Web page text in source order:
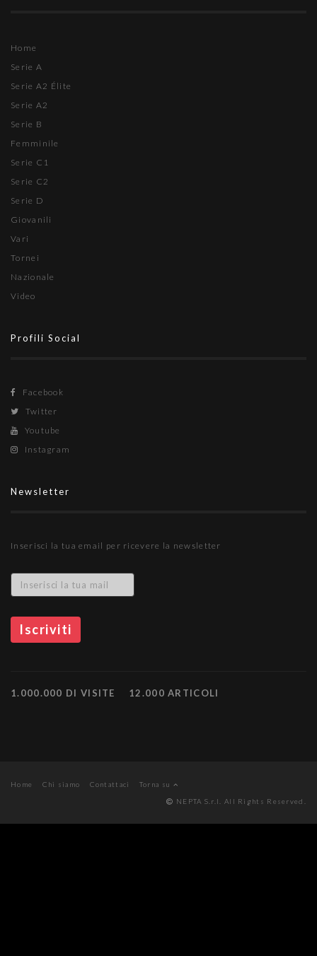
Home
Serie A
Serie A2 Élite
Serie A2
Serie B
Femminile
Serie C1
Serie C2
Serie D
Giovanili
Vari
Tornei
Nazionale
Video
Profili Social
Facebook
Twitter
Youtube
Instagram
Newsletter
Inserisci la tua email per ricevere la newsletter
1.000.000 DI VISITE 12.000 ARTICOLI
Home Chi siamo Contattaci
Torna su
NEPTA S.r.l. All Rights Reserved.